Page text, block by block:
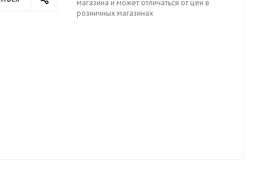
магазина и может отличаться от цен в
розничных магазинах